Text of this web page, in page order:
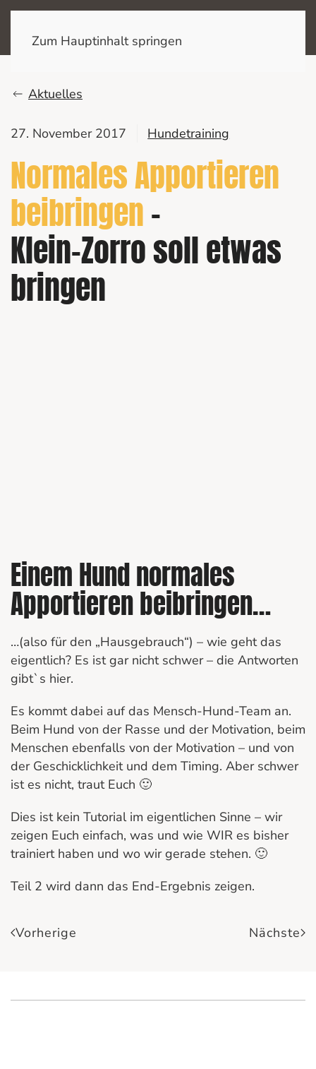
Zum Hauptinhalt springen
Aktuelles
27. November 2017 Hundetraining
Normales Apportieren
beibringen–
Klein-Zorro soll etwas
bringen
Einem Hund normales
Apportieren beibringen…
…(also für den „Hausgebrauch“) – wie geht das
eigentlich? Es ist gar nicht schwer – die Antworten
gibt`s hier.
Es kommt dabei auf das Mensch-Hund-Team an.
Beim Hund von der Rasse und der Motivation, beim
Menschen ebenfalls von der Motivation – und von
der Geschicklichkeit und dem Timing. Aber schwer
ist es nicht, traut Euch 🙂
Dies ist kein Tutorial im eigentlichen Sinne – wir
zeigen Euch einfach, was und wie WIR es bisher
trainiert haben und wo wir gerade stehen. 🙂
Teil 2 wird dann das End-Ergebnis zeigen.
Vorherige Nächste